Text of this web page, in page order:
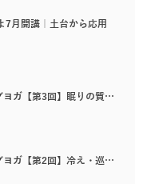
7月開講｜土台から応用
ガ【第3回】眠りの質…
ガ【第2回】冷え・巡…